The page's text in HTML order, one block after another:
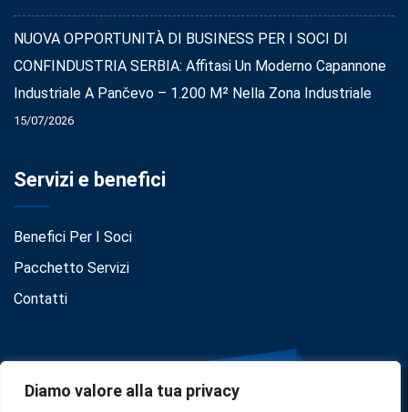
Diamo valore alla tua privacy
NUOVA OPPORTUNITÀ DI BUSINESS PER I SOCI DI
CONFINDUSTRIA SERBIA: Affitasi Un Moderno Capannone
Industriale A Pančevo – 1.200 M² Nella Zona Industriale
15/07/2026
Servizi e benefici
Benefici Per I Soci
Pacchetto Servizi
Contatti